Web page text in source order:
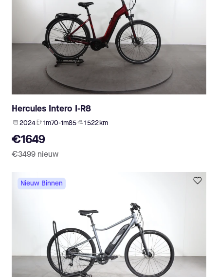
Hercules Intero I-R8
2024 1m70-1m85 1 522 km
€1649
€3499 nieuw
Nieuw Binnen